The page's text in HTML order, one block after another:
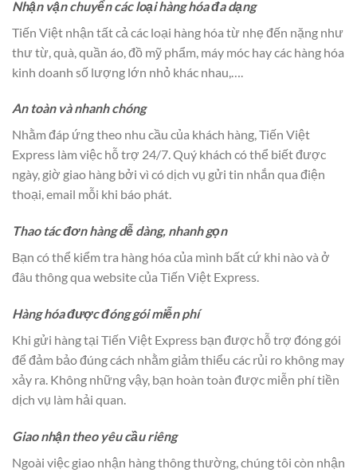
Nhận vận chuyển các loại hàng hóa đa dạng
Tiến Việt nhận tất cả các loại hàng hóa từ nhẹ đến nặng như
thư từ, quà, quần áo, đồ mỹ phẩm, máy móc hay các hàng hóa
kinh doanh số lượng lớn nhỏ khác nhau,….
An toàn và nhanh chóng
Nhằm đáp ứng theo nhu cầu của khách hàng, Tiến Việt
Express làm việc hỗ trợ 24/7. Quý khách có thể biết được
ngày, giờ giao hàng bởi vì có dịch vụ gửi tin nhắn qua điện
thoại, email mỗi khi báo phát.
Thao tác đơn hàng dễ dàng, nhanh gọn
Bạn có thể kiểm tra hàng hóa của mình bất cứ khi nào và ở
đâu thông qua website của Tiến Việt Express.
Hàng hóa được đóng gói miễn phí
Khi gửi hàng tại Tiến Việt Express bạn được hỗ trợ đóng gói
để đảm bảo đúng cách nhằm giảm thiểu các rủi ro không may
xảy ra. Không những vậy, bạn hoàn toàn được miễn phí tiền
dịch vụ làm hải quan.
Giao nhận theo yêu cầu riêng
Ngoài việc giao nhận hàng thông thường, chúng tôi còn nhận